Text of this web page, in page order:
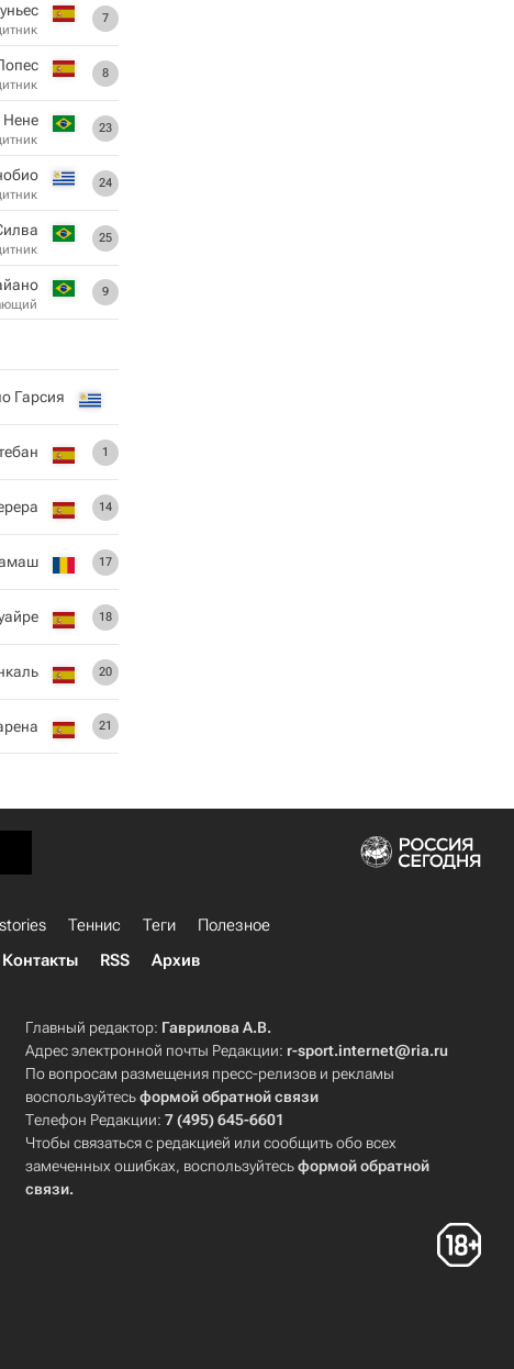
7
8
23
Нене
24
25
9
Гарсия
1
14
17
18
20
21
Теннис Теги
Полезное
Контакты RSS Архив
Главный редактор: Гаврилова А.В.
Адрес электронной почты Редакции: r-sport.internet@ria.ru
По вопросам размещения пресс-релизов и рекламы
воспользуйтесьформой обратной связи
Телефон Редакции:7 (495) 645-6601
Чтобы связаться с редакцией или сообщить обо всех
замеченных ошибках, воспользуйтесьформой обратной
связи.